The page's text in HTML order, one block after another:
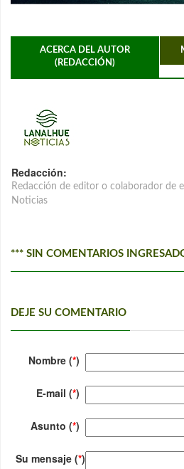
ACERCA DEL AUTOR
(REDACCIÓN)
Redacción:
Redacción de editor o colaborador de
Noticias
*** SIN COMENTARIOS
DEJE SU COMENTARIO
Nombre (*)
E-mail (*)
Asunto (*)
Su mensaje (*)